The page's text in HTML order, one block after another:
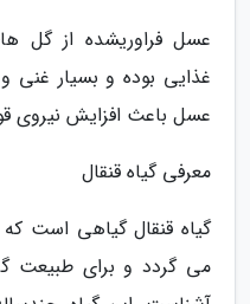
عسل فراوریشده از گل
غذایی بوده و بسیار
عسل باعث افزایش نیروی
معرفی گیاه قنقال
گیاه قنقال گیاهی است
می گردد و برای طبیعت